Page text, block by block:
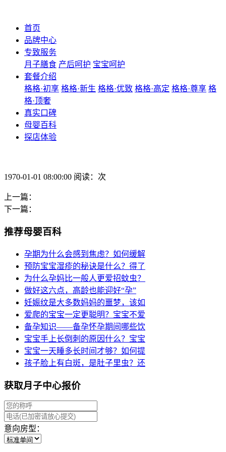
首页
品牌中心
专致服务
月子膳食 产后呵护 宝宝呵护
套餐介绍
格格·初享 格格·新生 格格·优致 格格·高定 格格·尊享 格
格·顶奢
真实口碑
母婴百科
探店体验
1970-01-01 08:00:00 阅读：次
上一篇：
下一篇：
推荐母婴百科
孕期为什么会感到焦虑？如何缓解
预防宝宝湿疹的秘诀是什么？得了
为什么孕妈比一般人更爱招蚊虫？
做好这六点，高龄也能迎好“孕”
妊娠纹是大多数妈妈的噩梦，该如
爱爬的宝宝一定更聪明？宝宝不爱
备孕知识——备孕怀孕期间哪些饮
宝宝手上长倒刺的原因什么？宝宝
宝宝一天睡多长时间才够？如何提
孩子脸上有白斑，是肚子里虫？还
获取月子中心报价
意向房型：